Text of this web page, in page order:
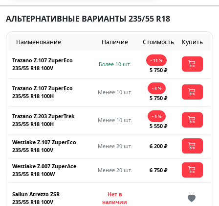
АЛЬТЕРНАТИВНЫЕ ВАРИАНТЫ 235/55 R18
Наименование Наличие Стоимость Купить
Trazano Z-107 ZuperEco
235/55 R18 100V
Более 10 шт.
- 11 %
5 750 ₽
Trazano Z-107 ZuperEco
235/55 R18 100H
Менее 10 шт.
- 4 %
5 750 ₽
Trazano Z-203 ZuperTrek
235/55 R18 100H
Менее 10 шт.
- 4 %
5 550 ₽
Westlake Z-107 ZuperEco
235/55 R18 100V
Менее 20 шт. 6 200 ₽
Westlake Z-007 ZuperAce
235/55 R18 100W
Менее 20 шт. 6 750 ₽
Sailun Atrezzo ZSR
235/55 R18 100V
Нет в
наличии